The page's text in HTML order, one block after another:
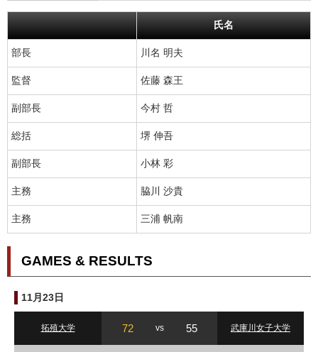
氏名
部長 川名 明夫
監督 佐藤 森王
副部長 今村 哲
総括 堺 伸吾
副部長 小林 彩
主務 脇川 沙貴
主務 三浦 帆南
GAMES & RESULTS
11月23日
拓殖大学 72 vs 55 武庫川女子大学